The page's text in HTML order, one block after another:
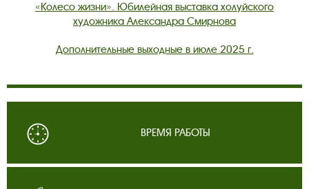
«Колесо жизни». Юбилейная выставка холуйского
художника Александра Смирнова
Дополнительные выходные в июле 2025 г.
ВРЕМЯ РАБОТЫ